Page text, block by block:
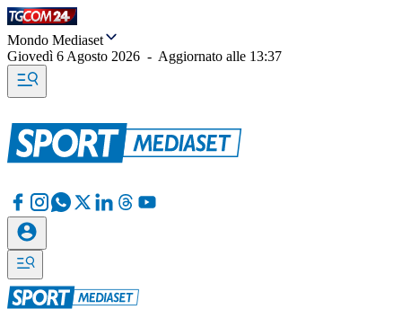
Mondo Mediaset
Giovedì 6 Agosto 2026 - Aggiornato alle 13:37